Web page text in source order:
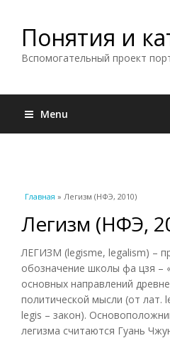
Понятия и
Вспомогательный проект
Menu
Вы здесь
Главная » Легизм (НФЭ, 2010)
Легизм (НФЭ,
ЛЕГИЗМ (legisme, legalism) –
обозначение школы фа цзя –
основных направлений
политической мысли (от лат.
legis – закон).
легизма считаются Гуань